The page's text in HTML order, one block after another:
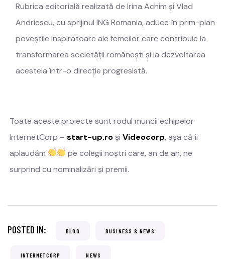
Rubrica editorială realizată de Irina Achim și Vlad
Andriescu, cu sprijinul ING Romania, aduce în prim-plan
poveștile inspiratoare ale femeilor care contribuie la
transformarea societății românești și la dezvoltarea
acesteia într-o direcție progresistă.
Toate aceste proiecte sunt rodul muncii echipelor
InternetCorp – start-up.ro și Videocorp, așa că îi
aplaudăm
pe colegii noștri care, an de an, ne
surprind cu nominalizări și premii.
POSTED IN: BLOG BUSINESS & NEWS
INTERNETCORP NEWS